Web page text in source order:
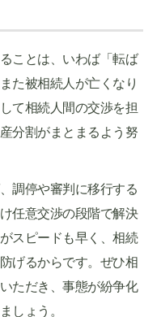
ことは、いわば「転ば
た被相続人が亡くなり
て相続人間の交渉を担
分割がまとまるよう努
調停や審判に移行する
任意交渉の段階で解決
スピードも早く、相続
げるからです。ぜひ相
ただき、事態が紛争化
しょう。